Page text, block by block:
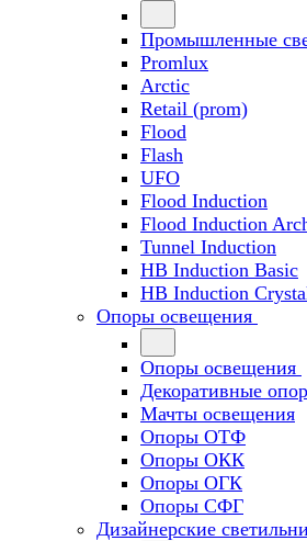
Промышленные
Promlux
Arctic
Retail (prom)
Flood
Flash
UFO
Flood Induction
Flood Induction
Tunnel Induction
HB Induction Basic
HB Induction
Опоры освещения
Опоры освещения
Декоративные
Мачты освещения
Опоры ОТФ
Опоры ОКК
Опоры ОГК
Опоры СФГ
Дизайнерские